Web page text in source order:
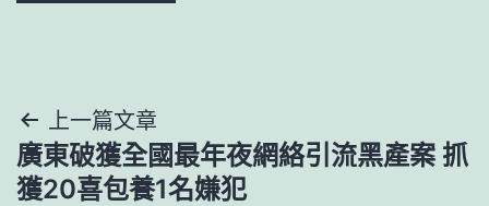
文
章
上一篇文章
廣東破獲全國最年夜網絡引流黑產案 抓
獲20喜包養1名嫌犯